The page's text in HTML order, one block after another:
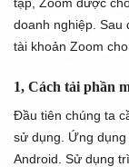
doanh nghiệp. Sau
tài khoản Zoom
1, Cách tải phần
Đầu tiên chúng ta
sử dụng. Ứng dụng
Android. Sử dụng